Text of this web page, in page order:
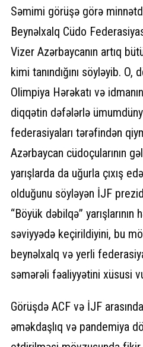
Səmimi görüşə görə
Beynəlxalq Cüdo
Vizer Azərbaycanın artıq
kimi tanındığını söyləyib.
Olimpiya Hərəkatı və
diqqətin dəfələrlə
federasiyaları tərəfindən
Azərbaycan cüdoçularının
yarışlarda da uğurla çıxış
olduğunu söyləyən İJF
“Böyük dəbilqə”
səviyyədə keçirildiyini, bu
beynəlxalq və yerli
səmərəli fəaliyyətini xüsusi
Görüşdə ACF və İJF
əməkdaşlıq və pandemiya